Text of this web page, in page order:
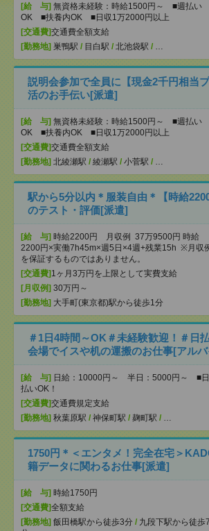
[給 与] 無資格未経験：時給1500円～ ■週払い
OK ■扶養内OK ■日収1万2000円以上
[交通費]交通費全額支給
[勤務地] 巣鴨駅 / 目白駅 / 北池袋駅 /
説明会参加で全員に【現金2千円相当
活のお手伝い[派遣]
[給 与] 無資格未経験：時給1500円～ ■週払い
OK ■扶養内OK ■日収1万2000円以上
[交通費]交通費全額支給
[勤務地] 北綾瀬駅 / 綾瀬駅 / 小菅駅 /
駅から5分以内＊服装自由＊【時給
のテスト・評価[派遣]
[給 与] 時給2200円 月収例 37万9500円 時給
2200円×実働7h45m×週5日×4週+残業15h ※月収
を保証するものではありません。
[交通費]1ヶ月3万円を上限として実費支給
[月収例] 30万円～
[勤務地] 大手町(東京都)駅から徒歩1分
＃1日4時間～OK＃未経験歓迎！＃日
会場でイスや机の運搬のお仕事[アル
[給 与] 日給：10000円～ 半日：5000円～ ■日
払いOK！
[交通費]交通費規定支給
[勤務地] 秋葉原駅 / 神保町駅 / 麹町駅 /
1750円＊＜エンタメ！完全在宅＞
籍データに関わるお仕事[派遣]
[給 与] 時給1750円
[交通費]全額支給
[勤務地] 飯田橋駅から徒歩3分 / 九段下駅から徒歩7